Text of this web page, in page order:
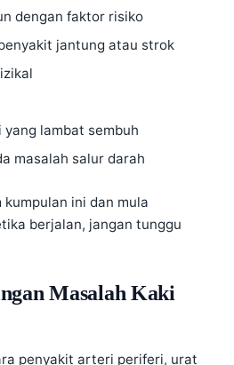
dengan faktor risiko
jantung atau strok
lambat sembuh
masalah salur darah
ini dan mula
berjalan, jangan tunggu
Masalah Kaki
penyakit arteri periferi, urat